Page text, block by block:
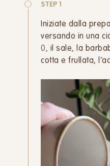
STEP 1
Iniziate dalla
versando in una
0, il sale, la
cotta e frullata,